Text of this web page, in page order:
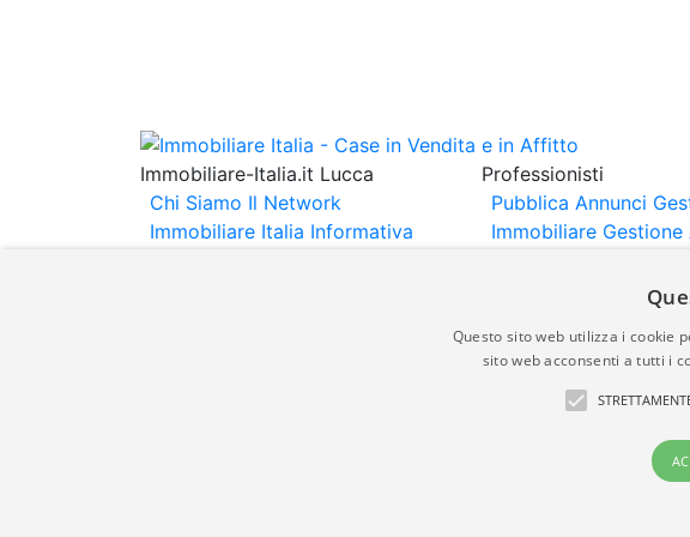
Immobiliare-Italia.it Lucca
Chi Siamo Il Network
Immobiliare Italia Informativa
Professionisti
Pubblica Annunci
Immobiliare Gestione
Gli annunci immobiliari presenti su immobiliare-italia.it
italia.it quindi non è responsabile della veridicità, della
Questo sito web utilizza i cookie
sito web acconsenti a tutti i